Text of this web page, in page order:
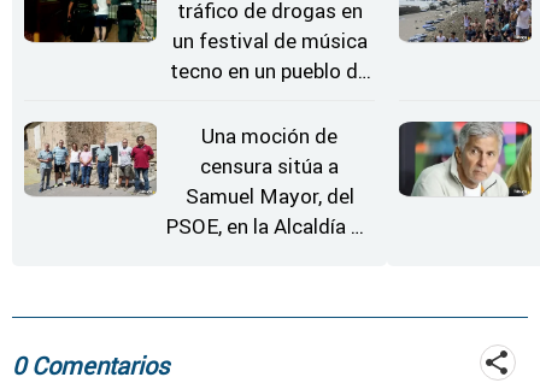
tráfico de drogas en
un festival de música
tecno en un pueblo de
Una moción de
censura sitúa a
Samuel Mayor, del
PSOE, en la Alcaldía de
0 Comentarios